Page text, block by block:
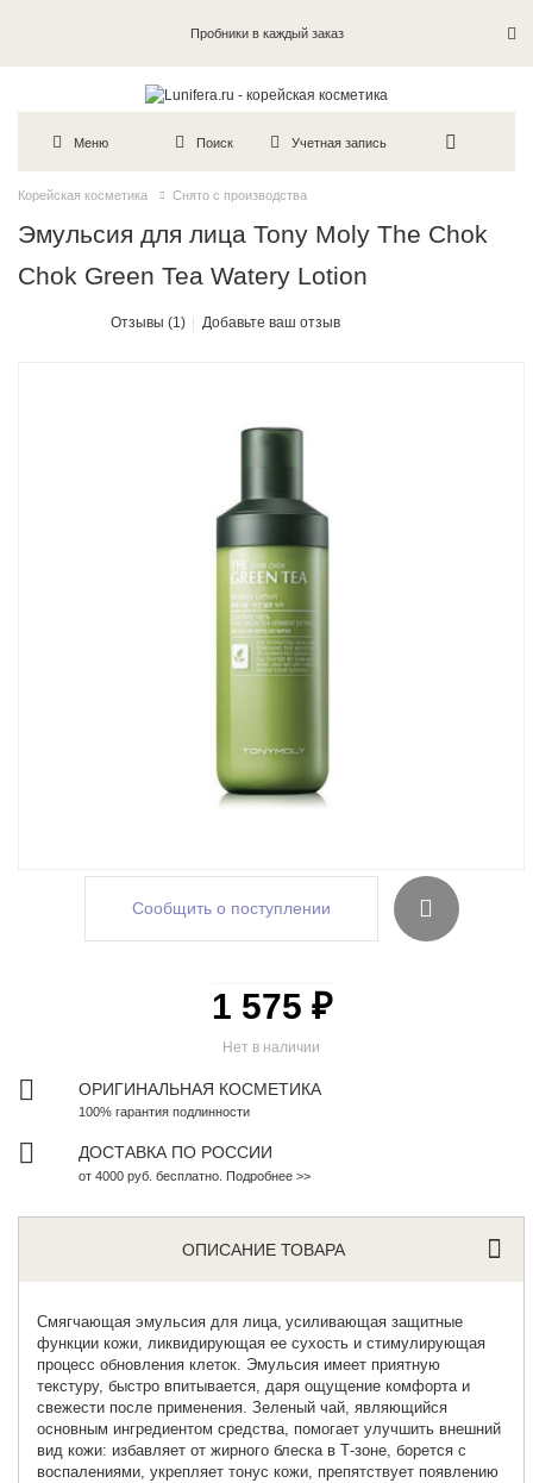
Пробники в каждый заказ
Меню Поиск Учетная запись
Корейская косметика Снято с производства
Эмульсия для лица Tony Moly The Chok
Chok Green Tea Watery Lotion
Отзывы (1) Добавьте ваш отзыв
Сообщить о поступлении
Нет в наличии
1 575 ₽
ОРИГИНАЛЬНАЯ КОСМЕТИКА
100% гарантия подлинности
ДОСТАВКА ПО РОССИИ
от 4000 руб. бесплатно. Подробнее >>
ОПИСАНИЕ ТОВАРА
Смягчающая эмульсия для лица усиливающая защитные
функции кожи, ликвидирующая ее сухость и стимулирующая
процесс обновления клеток. Эмульсия имеет приятную
текстуру, быстро впитывается, даря ощущение комфорта и
свежести после применения. Зеленый чай, являющийся
основным ингредиентом средства, помогает улучшить внешний
вид кожи: избавляет от жирного блеска в Т-зоне, борется с
воспалениями, укрепляет тонус кожи, препятствует появлению